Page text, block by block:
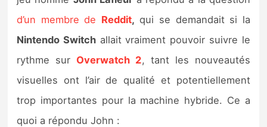
Précommandes
Précommandes jeux Switch 2
Sorties de jeux
Bons plans
d’un membre de Reddit, qui se demandait si la
Nintendo Switchallait vraiment pouvoir suivre le
rythme sur Overwatch 2, tant les nouveautés
visuelles ont l’air de qualité et potentiellement
trop importantes pour la machine hybride. Ce a
quoi a répondu John :